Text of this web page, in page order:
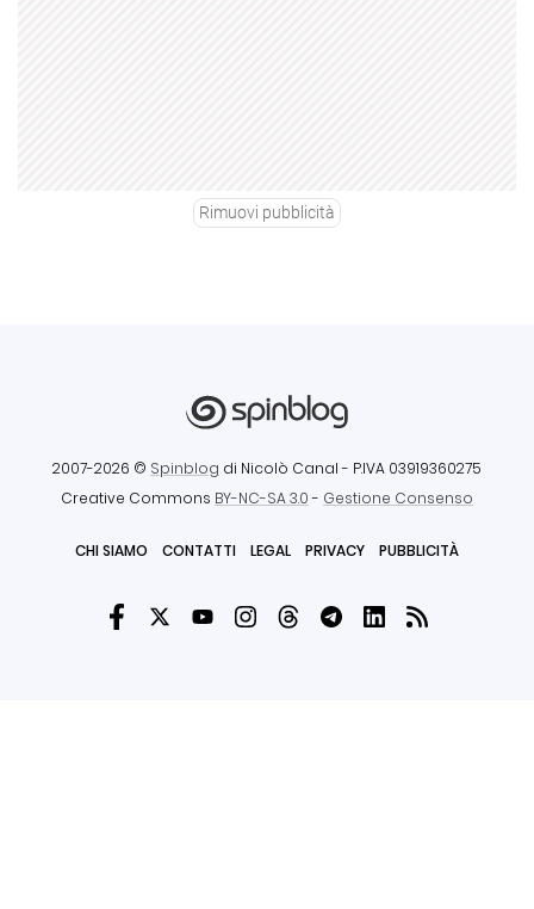
Rimuovi pubblicità
2007-2026 © Spinblog di Nicolò Canal - P.IVA 03919360275
Creative Commons BY-NC-SA 3.0- Gestione Consenso
CHI SIAMO CONTATTI LEGAL PRIVACY PUBBLICITÀ